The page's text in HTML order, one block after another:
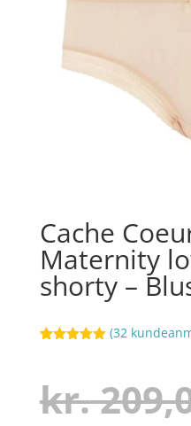
Cache
Maternity
shorty –
baseret på
kundebedøm
melser
(32
kr.